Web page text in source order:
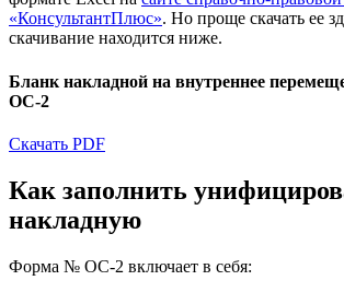
«КонсультантПлюс». Но проще скачать ее
скачивание находится ниже.
Бланк накладной на внутреннее
ОС-2
Скачать PDF
Как заполнить
накладную
Форма № ОС-2 включает в себя: